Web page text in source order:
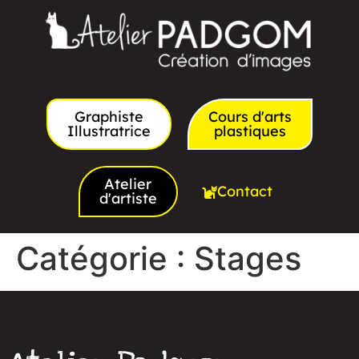
Graphiste
Illustratrice
Cours d'arts
plastiques
Atelier
d'artiste Contact
Catégorie : Stages